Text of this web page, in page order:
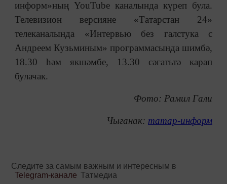
информ»ның YouTube каналында күреп була.
Телевизион версияне «Татарстан 24»
телеканалында «Интервью без галстука с
Андреем Кузьминым» программасында шимбә,
18.30 һәм якшәмбе, 13.30 сәгатьтә карап
булачак.
Фото: Рамил Гали
Чыганак: татар-информ
Следите за самым важным и интересным в
Telegram-канале Татмедиа